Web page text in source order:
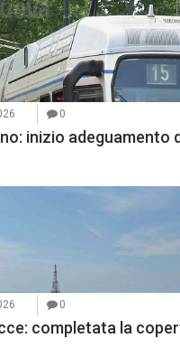
0
inizio adeguamento
0
completata la